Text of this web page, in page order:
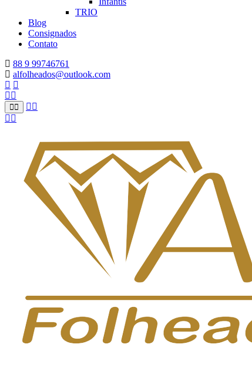
TRIO
Blog
Consignados
Contato
88 9 99746761
alfolheados@outlook.com